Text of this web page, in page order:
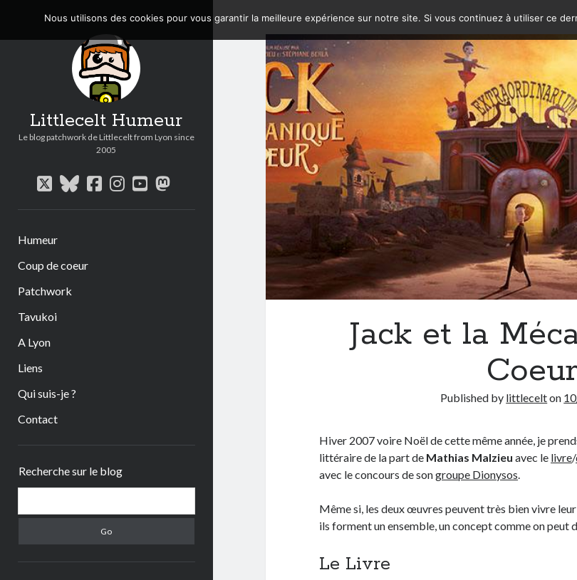
Littlecelt Humeur
Le blog patchwork de Littlecelt from Lyon since
2005
twitterbluesky
facebook
instagram
youtube
mastodon
Humeur
Coup de coeur
Patchwork
Tavukoi
A Lyon
Liens
Qui suis-je ?
Contact
Recherche sur le blog
Jack et la
Coeur
Published by littlecelton
Hiver 2007 voire Noël de cette même année, je
littéraire de la part de Mathias Malzieu avec le livre/
avec le concours de songroupe Dionysos.
Même si, les deux œuvres peuvent très bien vivre
ils forment un ensemble, un concept comme on peut
Le Livre
Nous utilisons des cookies pour vous garantir la meilleure expérience sur notre site. Si vous continuez à utiliser ce